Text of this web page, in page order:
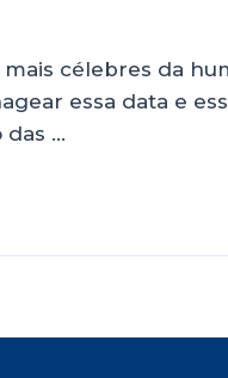
célebres da
essa data e
das …